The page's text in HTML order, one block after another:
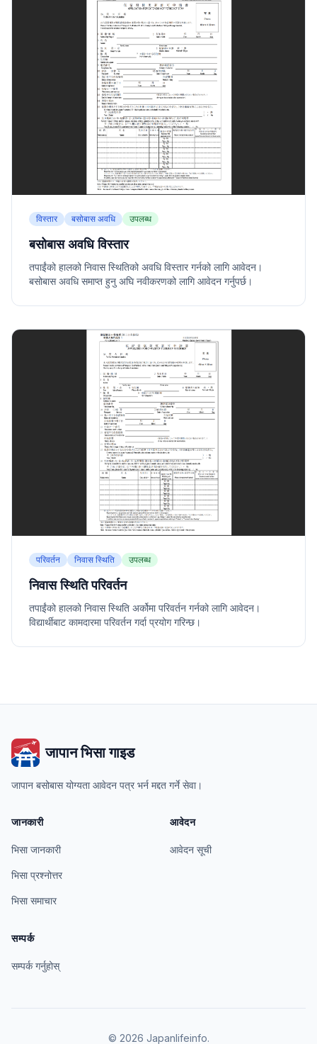
विस्तार बसोबास अवधि उपलब्ध
बसोबास अवधि विस्तार
तपाईंको हालको निवास स्थितिको अवधि विस्तार गर्नको लागि आवेदन।
बसोबास अवधि समाप्त हुनु अघि नवीकरणको लागि आवेदन गर्नुपर्छ।
परिवर्तन निवास स्थिति उपलब्ध
निवास स्थिति परिवर्तन
तपाईंको हालको निवास स्थिति अर्कोमा परिवर्तन गर्नको लागि आवेदन।
विद्यार्थीबाट कामदारमा परिवर्तन गर्दा प्रयोग गरिन्छ।
जापान भिसा गाइड
जापान बसोबास योग्यता आवेदन पत्र भर्न मद्दत गर्ने सेवा।
जानकारी
भिसा जानकारी
भिसा प्रश्नोत्तर
भिसा समाचार
आवेदन
आवेदन सूची
सम्पर्क
सम्पर्क गर्नुहोस्
© 2026 Japanlifeinfo.